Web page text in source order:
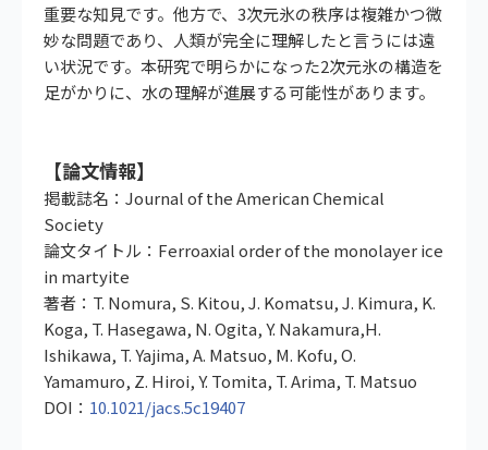
重要な知見です。他方で、3次元氷の秩序は複雑かつ微
妙な問題であり、人類が完全に理解したと言うには遠
い状況です。本研究で明らかになった2次元氷の構造を
足がかりに、水の理解が進展する可能性があります。
【論文情報】
掲載誌名：Journal of the American Chemical
Society
論文タイトル：Ferroaxial order of the monolayer ice
in martyite
著者：T. Nomura, S. Kitou, J. Komatsu, J. Kimura, K.
Koga, T. Hasegawa, N. Ogita, Y. Nakamura,H.
Ishikawa, T. Yajima, A. Matsuo, M. Kofu, O.
Yamamuro, Z. Hiroi, Y. Tomita, T. Arima, T. Matsuo
DOI： 10.1021/jacs.5c19407